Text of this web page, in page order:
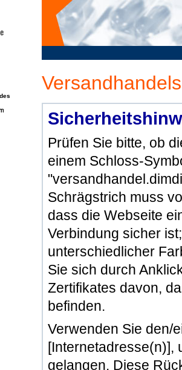
Prüfen Sie bitte, ob
einem Schloss-
Schrägstrich muss
dass die Webseite
Verbindung sicher
unterschiedlicher
Sie sich durch
Zertifikates davon,
befinden.
Verwenden Sie den/
[Internetadresse(n)],
gelangen. Diese